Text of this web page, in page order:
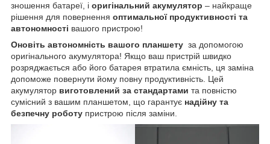
зношення батареї, і оригінальний акумулятор – найкраще
рішення для повернення оптимальної продуктивності та
автономності вашого пристрою!
Оновіть автономність вашого планшету за допомогою
оригінального акумулятора! Якщо ваш пристрій швидко
розряджається або його батарея втратила ємність, ця заміна
допоможе повернути йому повну продуктивність. Цей
акумулятор виготовлений за стандартами та повністю
сумісний з вашим планшетом, що гарантує надійну та
безпечну роботу пристрою після заміни.